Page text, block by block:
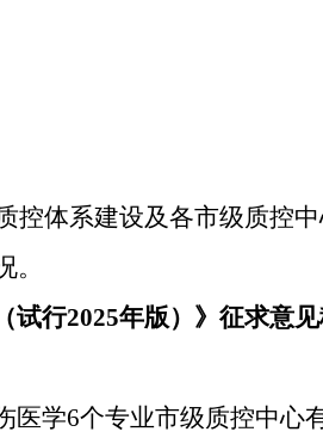
控体系建设及各市级质控
试行2025年版）》征求意
医学6个专业市级质控中心